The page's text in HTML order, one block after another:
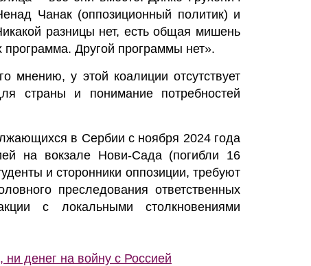
Чанак (оппозиционный политик) и
разницы нет, есть общая мишень
программа. Другой программы нет».
мнению, у этой коалиции отсутствует
страны и понимание потребностей
в Сербии с ноября 2024 года
на вокзале Нови-Сада (погибли 16
и сторонники оппозиции, требуют
преследования ответственных
с локальными столкновениями
денег на войну с Россией